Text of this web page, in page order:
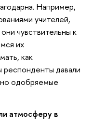
Например,
учителей,
чувствительны к
их
как
респонденты давали
одобряемые
атмосферу в